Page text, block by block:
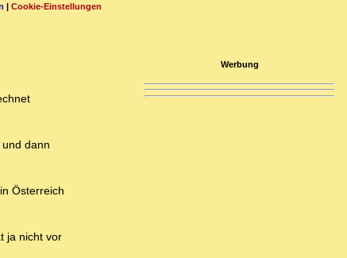
| Cookie-Einstellungen
dann
Österreich
ja nicht vor
Werbung